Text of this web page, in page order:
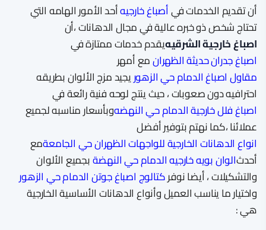
أن تقديم الخدمات فيأصباغ خارجيهأحد الأمور الهامه التي
تحتاج شخص ذو خبره عالية في مجال الدهانات ،أن
اصباغ خارجية الشرقيهيقدم خدمات ممتازة في
اصباغ جدران حديثة الظهرانمع أمهر
مقاول اصباغ الدمام حي الزهوريجيد مزج الألوان بطريقه
احترافيه دون صعوبات ، حيث ينتج لوحه فنية رائعة في
اصباغ فلل خارجية الدمام حي النهضهوبأسعار مناسبه لجميع
عملائنا ،كما نهتم بتوفير أفضل
انواع الدهانات الخارجية للواجهات الظهران حي الجامعةمع
أحدثالوان بويه خارجيه الدمام حي النهضةبجميع الألوان
والتشكيلات ، أيضا نوفركتالوج اصباغ جوتن الدمام حي الزهور
واختيار ما يناسب العميل وأنواع الدهانات الأساسية الخارجية
هي :